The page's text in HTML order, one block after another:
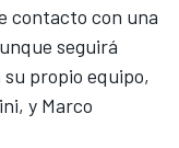
contacto con una
seguirá
su propio equipo,
, y Marco